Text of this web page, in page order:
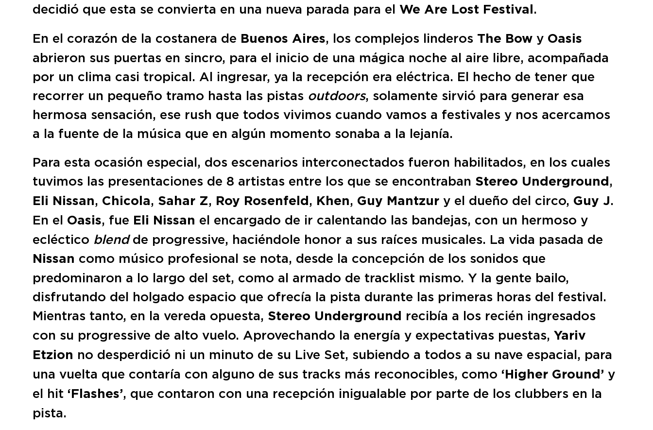
decidió que esta se convierta en una nueva parada para el We Are Lost Festival.
En el corazón de la costanera de Buenos Aires, los complejos linderos The Bow y Oasis
abrieron sus puertas en sincro, para el inicio de una mágica noche al aire libre, acompañada
por un clima casi tropical. Al ingresar, ya la recepción era eléctrica. El hecho de tener que
recorrer un pequeño tramo hasta las pistas outdoors, solamente sirvió para generar esa
hermosa sensación, ese rush que todos vivimos cuando vamos a festivales y nos acercamos
a la fuente de la música que en algún momento sonaba a la lejanía.
Para esta ocasión especial, dos escenarios interconectados fueron habilitados, en los cuales
tuvimos las presentaciones de 8 artistas entre los que se encontraban Stereo Underground,
Eli Nissan, Chicola, Sahar Z, Roy Rosenfeld, Khen, Guy Mantzur y el dueño del circo, Guy J.
En el Oasis, fue Eli Nissan el encargado de ir calentando las bandejas, con un hermoso y
ecléctico blendde progressive, haciéndole honor a sus raíces musicales. La vida pasada de
Nissan como músico profesional se nota, desde la concepción de los sonidos que
predominaron a lo largo del set, como al armado de tracklist mismo. Y la gente bailo,
disfrutando del holgado espacio que ofrecía la pista durante las primeras horas del festival.
Mientras tanto, en la vereda opuesta, Stereo Underground recibía a los recién ingresados
con su progressive de alto vuelo. Aprovechando la energía y expectativas puestas,Yariv
Etzion no desperdició ni un minuto de su Live Set, subiendo a todos a su nave espacial, para
una vuelta que contaría con alguno de sus tracks más reconocibles, como ‘Higher Ground’ y
el hit ‘Flashes’, que contaron con una recepción inigualable por parte de los clubbers en la
pista.